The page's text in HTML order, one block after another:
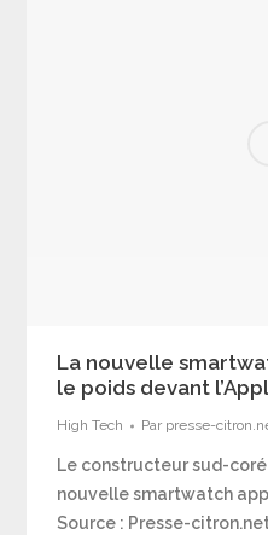
La nouvelle
le poids devant
High Tech Par presse-
Le constructeur sud-
nouvelle smartwatch
Source : Presse-